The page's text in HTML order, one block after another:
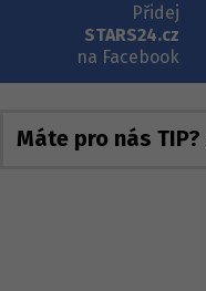
Přidej
STARS24.cz
na Facebook
Máte pro nás TIP?